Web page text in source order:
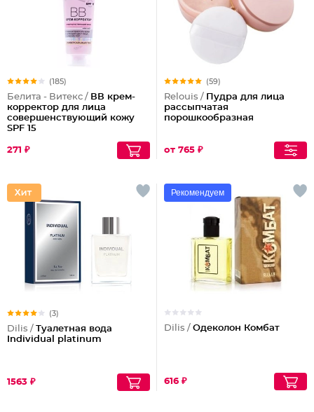
(185)
Белита - Витекс / ВВ крем-
корректор для лица
совершенствующий кожу
SPF 15
271 ₽
(59)
Relouis / Пудра для лица
рассыпчатая
порошкообразная
от 765 ₽
(3)
Dilis / Туалетная вода
Individual platinum
1563 ₽
Рекомендуем
Dilis / Одеколон Комбат
616 ₽